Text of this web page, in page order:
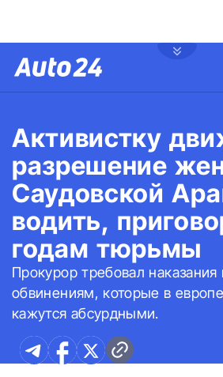
Активистку
разрешение
Саудовской
водить,
годам тюрьмы
Прокурор требовал наказания
обвинениям, которые в
кажутся абсурдными.